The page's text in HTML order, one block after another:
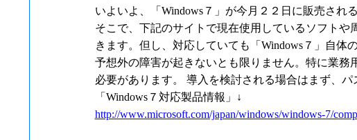
いよいよ、「Windows７」が今月２２日に販売される
そこで、下記のサイトで現在使用しているソフトや
きます。但し、対応していても「Windows７」自体
予想外の障害が起きないとも限りません。特に業務
必要があります。 導入を検討される場合はまず、パ
「Windows７対応製品情報」↓
http://www.microsoft.com/japan/windows/windows-7/